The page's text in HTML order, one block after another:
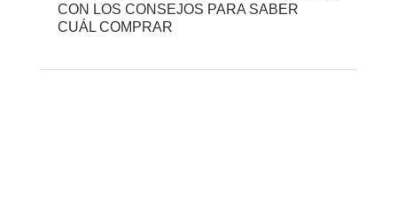
CON LOS CONSEJOS PARA SABER
CUÁL COMPRAR